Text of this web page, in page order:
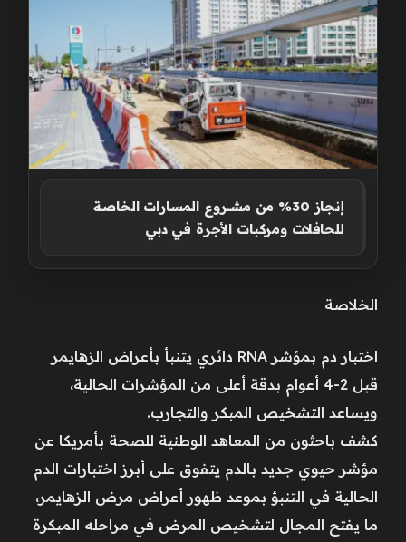
إنجاز 30% من مشــــروع المسارات الخاصة
للحافلات ومركبات الأجرة في دبي
الخلاصة
اختبار دم بمؤشر RNA دائري يتنبأ بأعراض الزهايمر
قبل 2-4 أعوام بدقة أعلى من المؤشرات الحالية،
ويساعد التشخيص المبكر والتجارب.
كشف باحثون من المعاهد الوطنية للصحة بأمريكا عن
مؤشر حيوي جديد بالدم يتفوق على أبرز اختبارات الدم
الحالية في التنبؤ بموعد ظهور أعراض مرض الزهايمر،
ما يفتح المجال لتشخيص المرض في مراحله المبكرة